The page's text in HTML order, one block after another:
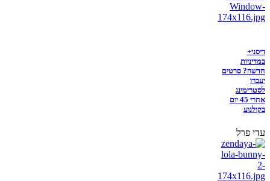
דיסני+
במדיניות
חדשה? סרטים
יעברו
לסטרימינג
אחרי 45 יום
בקולנוע
עדי פרל